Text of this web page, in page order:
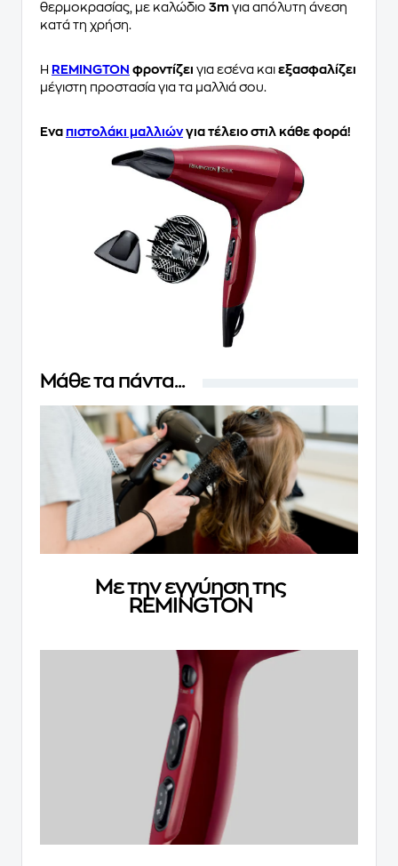
θερμοκρασίας, με καλώδιο 3m για απόλυτη άνεση
κατά τη χρήση.
Η REMINGTON φροντίζει για εσένα και εξασφαλίζει
μέγιστη προστασία για τα μαλλιά σου.
Ένα πιστολάκι μαλλιώνγια τέλειο στιλ κάθε φορά!
Μάθε τα πάντα...
Με την εγγύηση της
REMINGTON